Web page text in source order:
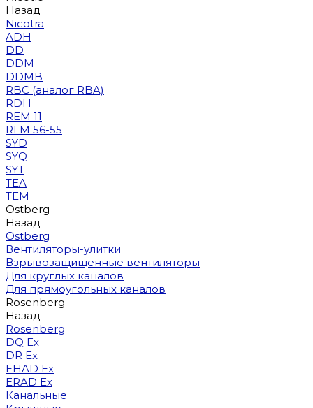
Назад
Nicotra
ADH
DD
DDM
DDMB
RBC (аналог RBA)
RDH
REM 11
RLM 56-55
SYD
SYQ
SYT
TEA
TEM
Ostberg
Назад
Ostberg
Вентиляторы-улитки
Взрывозащищенные вентиляторы
Для круглых каналов
Для прямоугольных каналов
Rosenberg
Назад
Rosenberg
DQ Ex
DR Ex
EHAD Ex
ERAD Ex
Канальные